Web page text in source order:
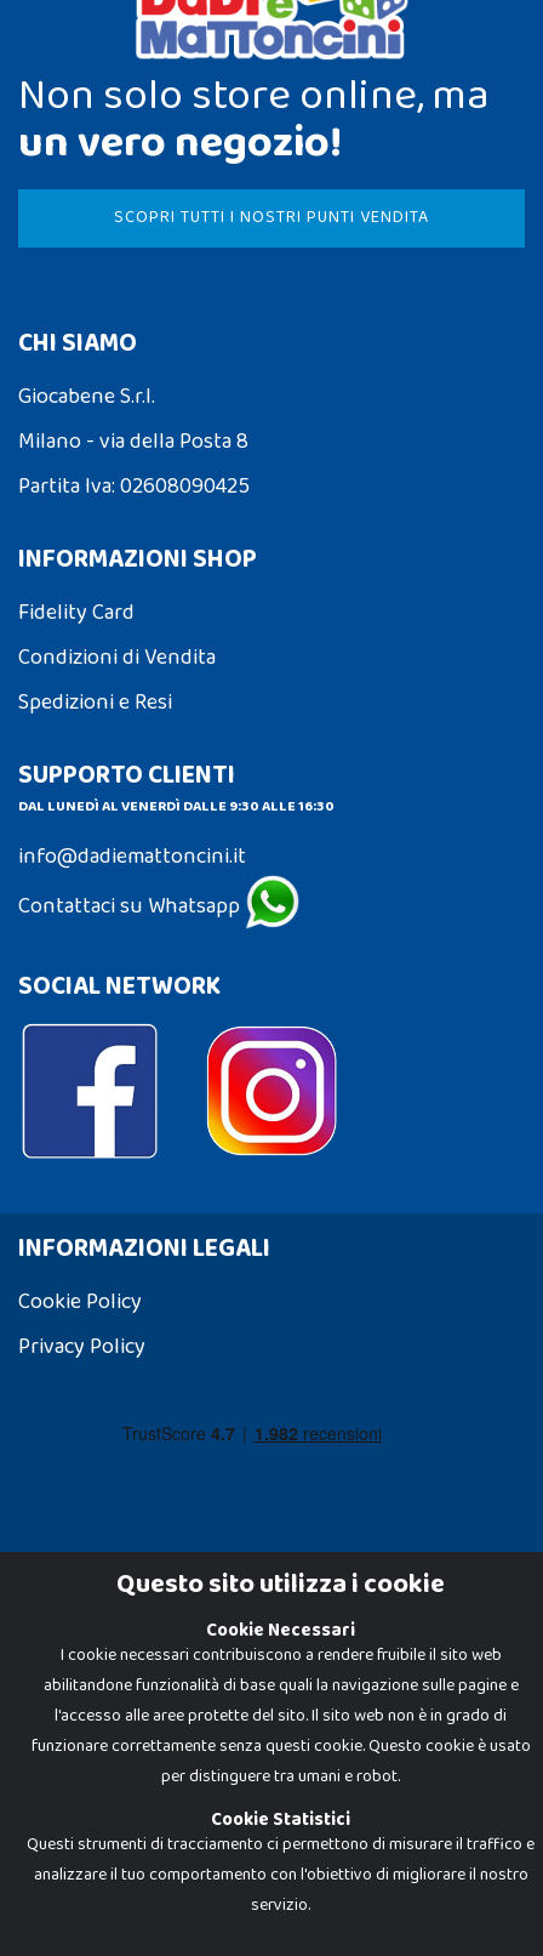
Non solo store online, ma
un vero negozio!
SCOPRI TUTTI I NOSTRI PUNTI VENDITA
CHI SIAMO
Giocabene S.r.l.
Milano - via della Posta 8
Partita Iva: 02608090425
INFORMAZIONI SHOP
Fidelity Card
Condizioni di Vendita
Spedizioni e Resi
SUPPORTO CLIENTI
DAL LUNEDÌ AL VENERDÌ DALLE 9:30 ALLE 16:30
info@dadiemattoncini.it
Contattaci su Whatsapp
SOCIAL NETWORK
INFORMAZIONI LEGALI
Cookie Policy
Privacy Policy
Dadi e Mattoncini è un brand di Giocabene Srl. Ogni riproduzione o utilizzo non
espressamente autorizzato è severamente vietato. Tutti i loghi, marchi,
brand elencati nel presente shop sono di proprietà dei rispettivi titolari.
I prezzi e le promozioni pubblicate potrebbero differire da quanto esposto in
negozio.
Giocabene Srl - via della Posta 8, 20123 Milano (MI)
P.IVA 02608090425 - REA AN201199 - C.S. 10.000 i.v.
Questo sito utilizza i cookie
Cookie Necessari
I cookie necessari contribuiscono a rendere fruibile il sito web
abilitandone funzionalità di base quali la navigazione sulle pagine e
l'accesso alle aree protette del sito. Il sito web non è in grado di
funzionare correttamente senza questi cookie. Questo cookie è usato
per distinguere tra umani e robot.
Cookie Statistici
Questi strumenti di tracciamento ci permettono di misurare il traffico e
analizzare il tuo comportamento con l'obiettivo di migliorare il nostro
servizio.